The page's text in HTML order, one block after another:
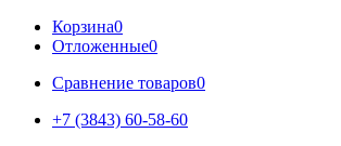
Корзина0
Отложенные0
Сравнение товаров0
+7 (3843) 60-58-60